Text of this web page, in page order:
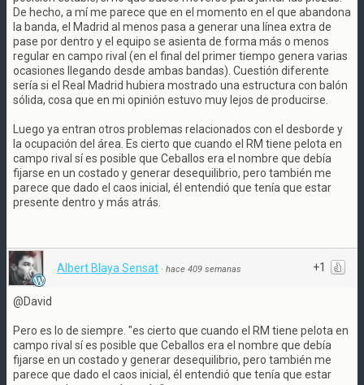
De hecho, a mí me parece que en el momento en el que abandona
la banda, el Madrid al menos pasa a generar una línea extra de
pase por dentro y el equipo se asienta de forma más o menos
regular en campo rival (en el final del primer tiempo genera varias
ocasiones llegando desde ambas bandas). Cuestión diferente
sería si el Real Madrid hubiera mostrado una estructura con balón
sólida, cosa que en mi opinión estuvo muy lejos de producirse.
Luego ya entran otros problemas relacionados con el desborde y
la ocupación del área. Es cierto que cuando el RM tiene pelota en
campo rival sí es posible que Ceballos era el nombre que debía
fijarse en un costado y generar desequilibrio, pero también me
parece que dado el caos inicial, él entendió que tenía que estar
presente dentro y más atrás.
+1
Albert Blaya Sensat · hace 409 semanas
@David
Pero es lo de siempre. "es cierto que cuando el RM tiene pelota en
campo rival sí es posible que Ceballos era el nombre que debía
fijarse en un costado y generar desequilibrio, pero también me
parece que dado el caos inicial, él entendió que tenía que estar